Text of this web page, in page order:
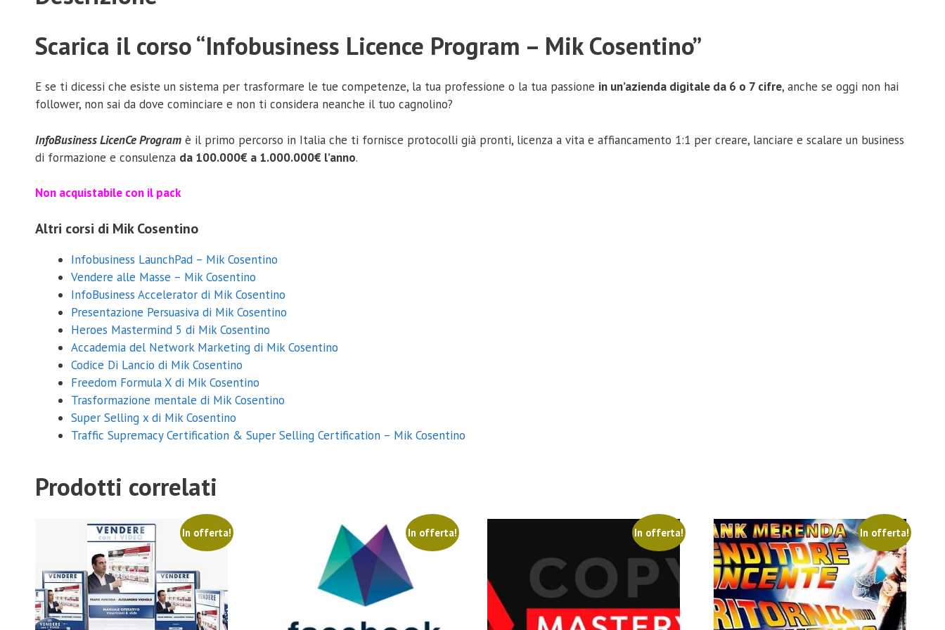
Scarica il corso “Infobusiness Licence Program – Mik Cosentino”
E se ti dicessi che esiste un sistema per trasformare le tue competenze, la tua professione o la tua passione in un’azienda digitale da 6 o 7 cifre, anche se oggi non hai
follower, non sai da dove cominciare e non ti considera neanche il tuo cagnolino?
InfoBusiness LicenCe Program è il primo percorso in Italia che ti fornisce protocolli già pronti, licenza a vita e affiancamento 1:1 per creare, lanciare e scalare un business
di formazione e consulenza da 100.000€ a 1.000.000€ l’anno.
Non acquistabile con il pack
Altri corsi di Mik Cosentino
Infobusiness LaunchPad – Mik Cosentino
Vendere alle Masse – Mik Cosentino
InfoBusiness Accelerator di Mik Cosentino
Presentazione Persuasiva di Mik Cosentino
Heroes Mastermind 5 di Mik Cosentino
Accademia del Network Marketing di Mik Cosentino
Codice Di Lancio di Mik Cosentino
Freedom Formula X di Mik Cosentino
Trasformazione mentale di Mik Cosentino
Super Selling x di Mik Cosentino
Traffic Supremacy Certification & Super Selling Certification – Mik Cosentino
Prodotti correlati
In offerta! In offerta! In offerta! In offerta!